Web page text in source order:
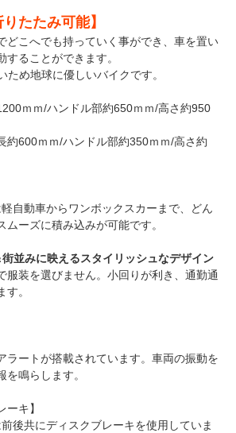
たたみ可能】
どこへでも持っていく事ができ、車を置い
ることができます。
ため地球に優しいバイクです。
ｍｍ/ハンドル部約650ｍｍ/高さ約950
約600ｍｍ/ハンドル部約350ｍｍ/高さ約
自動車からワンボックスカーまで、どん
ムーズに積み込みが可能です。
並みに映えるスタイリッシュなデザイン
服装を選びません。小回りが利き、通勤通
。
ラートが搭載されています。車両の振動を
鳴らします。
ーキ】
後共にディスクブレーキを使用していま